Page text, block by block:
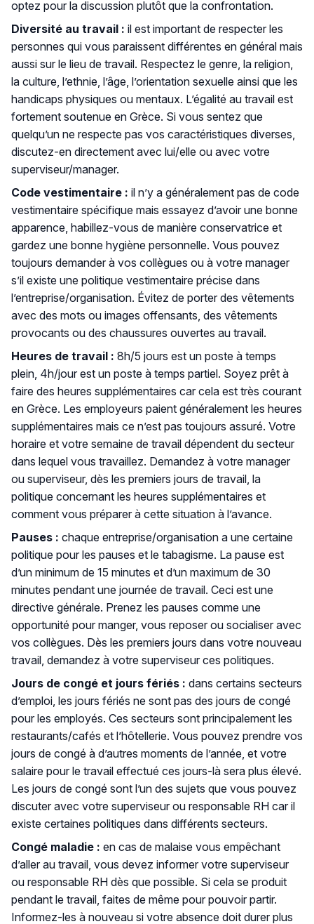
optez pour la discussion plutôt que la confrontation.
Diversité au travail : il est important de respecter les
personnes qui vous paraissent différentes en général mais
aussi sur le lieu de travail. Respectez le genre, la religion,
la culture, l’ethnie, l’âge, l’orientation sexuelle ainsi que les
handicaps physiques ou mentaux. L’égalité au travail est
fortement soutenue en Grèce. Si vous sentez que
quelqu’un ne respecte pas vos caractéristiques diverses,
discutez-en directement avec lui/elle ou avec votre
superviseur/manager.
Code vestimentaire : il n’y a généralement pas de code
vestimentaire spécifique mais essayez d’avoir une bonne
apparence, habillez-vous de manière conservatrice et
gardez une bonne hygiène personnelle. Vous pouvez
toujours demander à vos collègues ou à votre manager
s’il existe une politique vestimentaire précise dans
l’entreprise/organisation. Évitez de porter des vêtements
avec des mots ou images offensants, des vêtements
provocants ou des chaussures ouvertes au travail.
Heures de travail : 8h/5 jours est un poste à temps
plein, 4h/jour est un poste à temps partiel. Soyez prêt à
faire des heures supplémentaires car cela est très courant
en Grèce. Les employeurs paient généralement les heures
supplémentaires mais ce n’est pas toujours assuré. Votre
horaire et votre semaine de travail dépendent du secteur
dans lequel vous travaillez. Demandez à votre manager
ou superviseur, dès les premiers jours de travail, la
politique concernant les heures supplémentaires et
comment vous préparer à cette situation à l’avance.
Pauses : chaque entreprise/organisation a une certaine
politique pour les pauses et le tabagisme. La pause est
d’un minimum de 15 minutes et d’un maximum de 30
minutes pendant une journée de travail. Ceci est une
directive générale. Prenez les pauses comme une
opportunité pour manger, vous reposer ou socialiser avec
vos collègues. Dès les premiers jours dans votre nouveau
travail, demandez à votre superviseur ces politiques.
Jours de congé et jours fériés : dans certains secteurs
d’emploi, les jours fériés ne sont pas des jours de congé
pour les employés. Ces secteurs sont principalement les
restaurants/cafés et l’hôtellerie. Vous pouvez prendre vos
jours de congé à d’autres moments de l’année, et votre
salaire pour le travail effectué ces jours-là sera plus élevé.
Les jours de congé sont l’un des sujets que vous pouvez
discuter avec votre superviseur ou responsable RH car il
existe certaines politiques dans différents secteurs.
Congé maladie : en cas de malaise vous empêchant
d’aller au travail, vous devez informer votre superviseur
ou responsable RH dès que possible. Si cela se produit
pendant le travail, faites de même pour pouvoir partir.
Informez-les à nouveau si votre absence doit durer plus